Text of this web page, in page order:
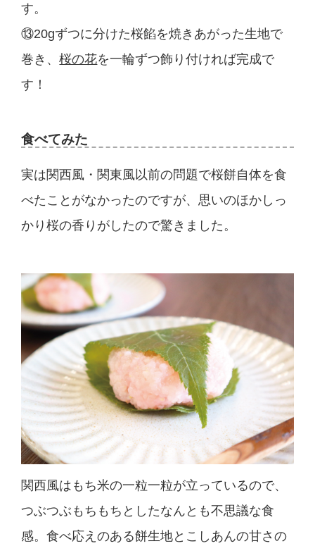
す。
⑬20gずつに分けた桜餡を焼きあがった生地で
巻き、桜の花を一輪ずつ飾り付ければ完成で
す！
食べてみた
実は関西風・関東風以前の問題で桜餅自体を食
べたことがなかったのですが、思いのほかしっ
かり桜の香りがしたので驚きました。
関西風はもち米の一粒一粒が立っているので、
つぶつぶもちもちとしたなんとも不思議な食
感。食べ応えのある餅生地とこしあんの甘さの